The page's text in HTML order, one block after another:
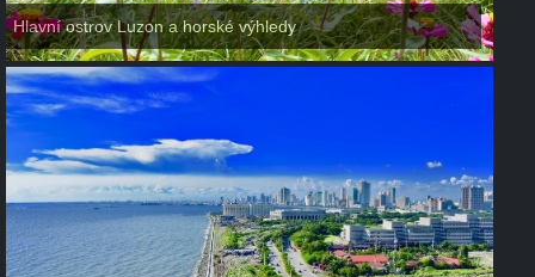
Hlavní ostrov Luzon a horské výhledy